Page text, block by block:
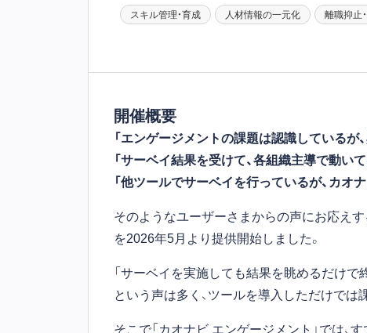
スキル管理・育成 人材情報の一元化 離職抑止
開催概要
「エンゲージメントの課題は認識しているが
「サーベイ結果を受けて、各組織主導で動いて
「他ツールでサーベイを行っているが、カオ
そのようなユーザーさまからの声にお応えす
を2026年5月より提供開始しました。
「サーベイを実施しても結果を眺めるだけで
という声は多く、ツールを導入しただけでは
そこで「カオナビ エンゲージメント」では